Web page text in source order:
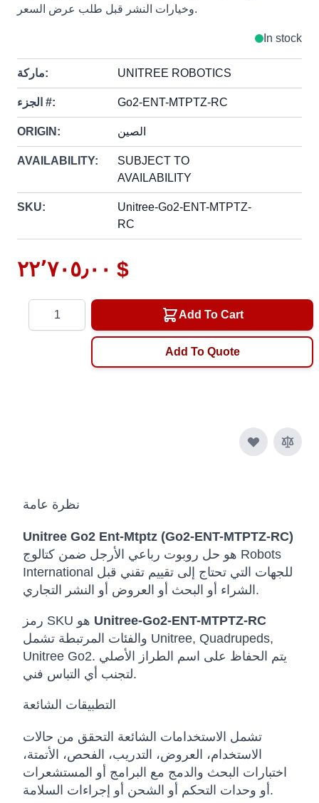
وخيارات النشر قبل طلب عرض السعر.
In stock
ماركة: UNITREE ROBOTICS
الجزء #: Go2-ENT-MTPTZ-RC
ORIGIN: الصين
AVAILABILITY:
SUBJECT TO
AVAILABILITY
SKU:
Unitree-Go2-ENT-MTPTZ-
RC
٢٢٬٧٠٥٫٠٠ $
Add To Cart
Add To Quote
نظرة عامة
Unitree Go2 Ent-Mtptz (Go2-ENT-MTPTZ-RC)
هو حل روبوت رباعي الأرجل ضمن كتالوج Robots
International للجهات التي تحتاج إلى تقييم تقني قبل
الشراء أو البحث أو العروض أو النشر التجاري.
Unitree-Go2-ENT-MTPTZ-RC
والفئات المرتبطة تشمل Unitree, Quadrupeds,
Unitree Go2. يتم الحفاظ على اسم الطراز الأصلي
لتجنب أي التباس فني.
التطبيقات الشائعة
تشمل الاستخدامات الشائعة التحقق من حالات
الاستخدام، العروض، التدريب، الفحص، الأتمتة،
اختبارات البحث والدمج مع البرامج أو المستشعرات
أو وحدات التحكم أو الشحن أو إجراءات السلامة.